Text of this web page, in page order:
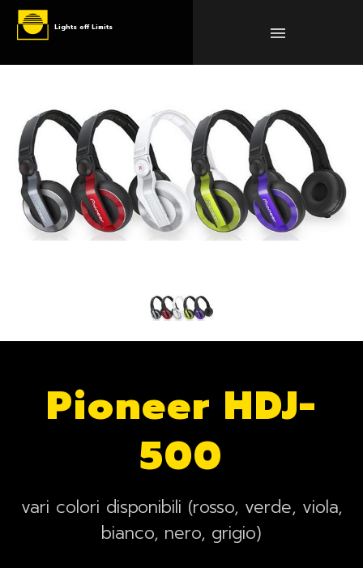
Lights off Limits
Pioneer HDJ-
500
vari colori disponibili (rosso, verde, viola,
bianco, nero, grigio)